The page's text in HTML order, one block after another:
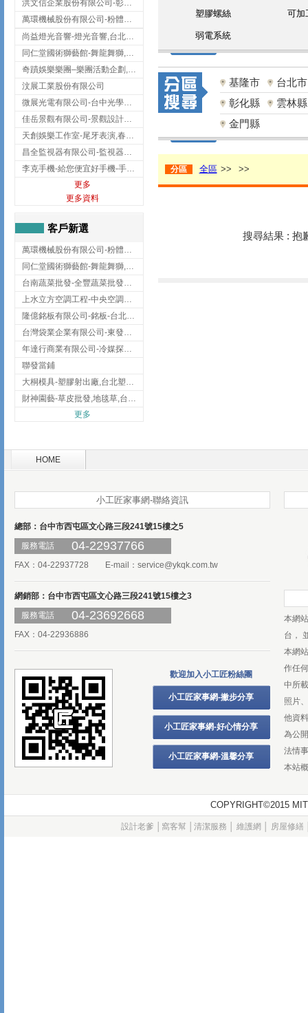
洪文信企業股份有限公司-彰化鋅合金鑄造,彰化五金加工,彰化五金配件
萬環機械股份有限公司-粉體塗裝設備,輸送機,輸送機設備,台南輸送機
尚益燈光音響-燈光音響,台北燈光音響,台北燈光音響出租
同仁堂國術獅藝館-舞龍舞獅,台中舞龍舞獅
奇蹟娛樂樂團–樂團活動企劃,台中樂團表演,台中婚禮樂團
汶展工業股份有限公司
微展光電有限公司-台中光學鍍膜,optical filter taiwan,台灣光學鍍膜
佳岳景觀有限公司-景觀設計公司,台北景觀設計,台北景觀工程,中山區景觀設計
天創娛樂工作室-尾牙表演,春酒表演,板橋尾牙表演
昌全監視器有限公司-監視器安裝,高雄監視器安裝,鳳山區監視器安裝
李克手機-給您便宜好手機-手機收購,屏東手機收購
更多
更多資料
客戶新選
萬環機械股份有限公司-粉體塗裝設備,輸送機,輸送機設備,台南輸送機
同仁堂國術獅藝館-舞龍舞獅,台中舞龍舞獅
台南蔬菜批發-全豐蔬菜批發專送/台南蔬菜箱宅配到府
上水立方空調工程-中央空調規劃,台北中央空調規劃
隆億銘板有限公司-銘板-台北銘板-板橋銘板
台灣袋業企業有限公司-東發企業社/台中太空袋/太空包
年達行商業有限公司-冷媒探漏儀,壓力錶組,真空泵浦,台北冷凍空調材料
聯發當鋪
大桐模具-塑膠射出廠,台北塑膠射出廠
財神園藝-草皮批發,地毯草,台北草,彰化地毯草,彰化台北草
更多
塑膠螺絲 可加
弱電系統
基隆市
台北市
彰化縣
雲林縣
金門縣
分區 全區 >> >>
搜尋結果 : 抱
HOME
小工匠家事網-聯絡資訊
總部：台中市西屯區文心路三段241號15樓之5
服務電話
04-22937766
FAX：04-22937728 E-mail： service@ykqk.com.tw
網銷部：台中市西屯區文心路三段241號15樓之3
服務電話
04-23692668
FAX：04-22936886
歡迎加入小工匠粉絲團
小工匠家事網-撇步分享
小工匠家事網-好心情分享
小工匠家事網-溫馨分享
本網
台，
本網
作任
中所
照片
他資
為公
法情
本站
COPYRIGHT©2015
設計老爹 窩客幫 清潔服務 維護網 房屋修繕